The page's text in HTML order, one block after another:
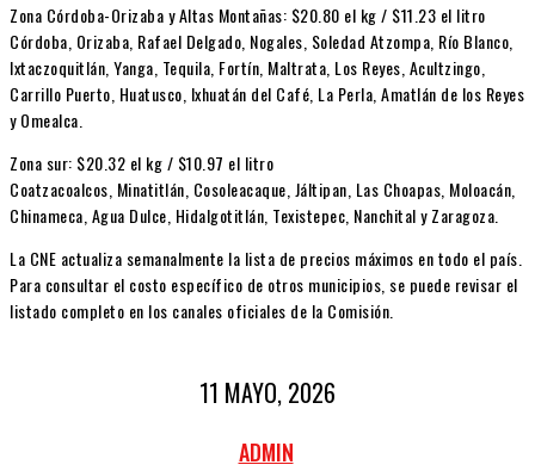
Zona Córdoba-Orizaba y Altas Montañas: $20.80 el kg / $11.23 el litro
Córdoba, Orizaba, Rafael Delgado, Nogales, Soledad Atzompa, Río Blanco,
Ixtaczoquitlán, Yanga, Tequila, Fortín, Maltrata, Los Reyes, Acultzingo,
Carrillo Puerto, Huatusco, Ixhuatán del Café, La Perla, Amatlán de los Reyes
y Omealca.
Zona sur: $20.32 el kg / $10.97 el litro
Coatzacoalcos, Minatitlán, Cosoleacaque, Jáltipan, Las Choapas, Moloacán,
Chinameca, Agua Dulce, Hidalgotitlán, Texistepec, Nanchital y Zaragoza.
La CNE actualiza semanalmente la lista de precios máximos en todo el país.
Para consultar el costo específico de otros municipios, se puede revisar el
listado completo en los canales oficiales de la Comisión.
11 MAYO, 2026
ADMIN